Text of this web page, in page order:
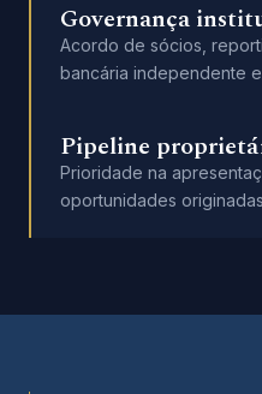
Governança
Acordo de sócios,
bancária independente
Pipeline
Prioridade na
oportunidades